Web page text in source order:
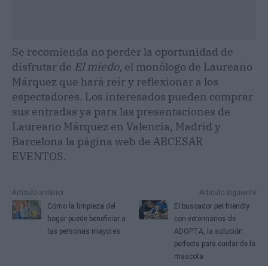
Se recomienda no perder la oportunidad de
disfrutar de El miedo, el monólogo de Laureano
Márquez que hará reír y reflexionar a los
espectadores. Los interesados pueden comprar
sus entradas ya para las presentaciones de
Laureano Márquez en Valencia, Madrid y
Barcelona la página web de ABCESAR
EVENTOS.
Artículo anterior
Cómo la limpieza del
hogar puede beneficiar a
las personas mayores
Artículo siguiente
El buscador pet friendly
con veterinarios de
ADOPTA, la solución
perfecta para cuidar de la
mascota